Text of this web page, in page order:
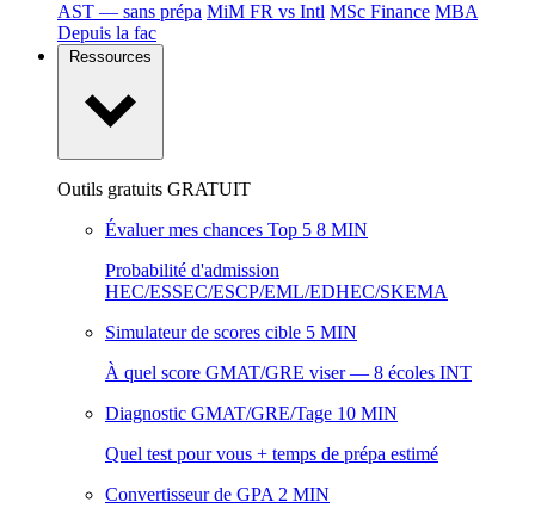
AST — sans prépa MiM FR vs Intl MSc Finance MBA
Depuis la fac
Outils gratuits GRATUIT
Évaluer mes chances Top 5 8 MIN
Probabilité d'admission
HEC/ESSEC/ESCP/EML/EDHEC/SKEMA
Simulateur de scores cible 5 MIN
À quel score GMAT/GRE viser — 8 écoles INT
Diagnostic GMAT/GRE/Tage 10 MIN
Quel test pour vous + temps de prépa estimé
Convertisseur de GPA 2 MIN